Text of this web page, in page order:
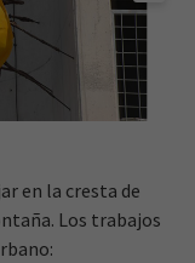
en la cresta de
Los trabajos